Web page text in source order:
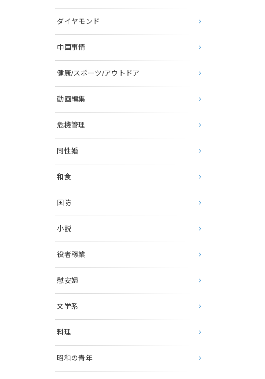
ダイヤモンド
中国事情
健康/スポーツ/アウトドア
動画編集
危機管理
同性婚
和食
国防
小説
役者稼業
慰安婦
文学系
料理
昭和の青年